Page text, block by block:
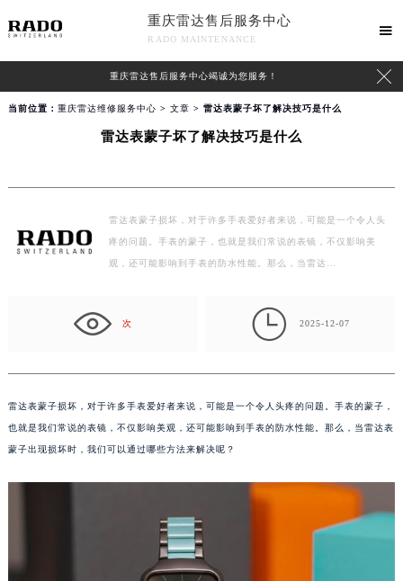
重庆雷达售后服务中心
RADO MAINTENANCE

重庆雷达售后服务中心竭诚为您服务！ 
当前位置： 重庆雷达维修服务中心 > 文章 > 雷达表蒙子坏了解决技巧是什么
雷达表蒙子坏了解决技巧是什么
雷达表蒙子损坏，对于许多手表爱好者来说，可能是一个令人头
疼的问题。手表的蒙子，也就是我们常说的表镜，不仅影响美
观，还可能影响到手表的防水性能。那么，当雷达…
次  2025-12-07
雷达表蒙子损坏，对于许多手表爱好者来说，可能是一个令人头疼的问题。手表的蒙子，
也就是我们常说的表镜，不仅影响美观，还可能影响到手表的防水性能。那么，当雷达表
蒙子出现损坏时，我们可以通过哪些方法来解决呢？